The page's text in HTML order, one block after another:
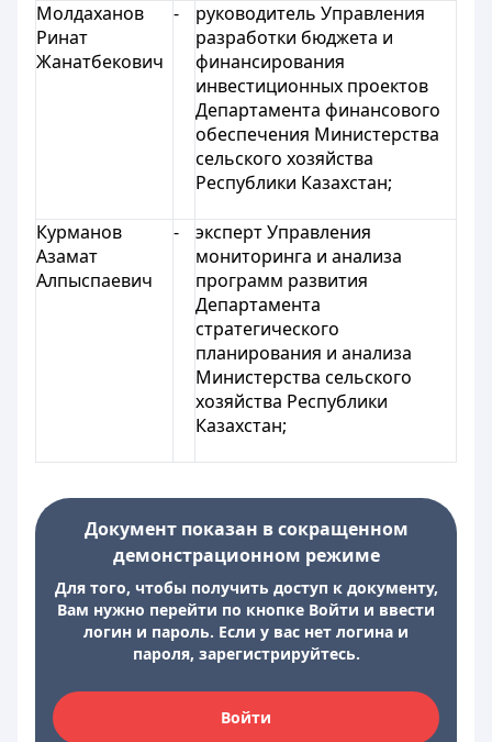
Молдаханов
Ринат
Жанатбекович
-
руководитель Управления
разработки бюджета и
финансирования
инвестиционных проектов
Департамента финансового
обеспечения Министерства
сельского хозяйства
Республики Казахстан;
Курманов
Азамат
Алпыспаевич
-
эксперт Управления
мониторинга и анализа
программ развития
Департамента
стратегического
планирования и анализа
Министерства сельского
хозяйства Республики
Казахстан;
Документ показан в сокращенном
демонстрационном режиме
Для того, чтобы получить доступ к документу,
Вам нужно перейти по кнопке Войти и ввести
логин и пароль. Если у вас нет логина и
пароля, зарегистрируйтесь.
Войти